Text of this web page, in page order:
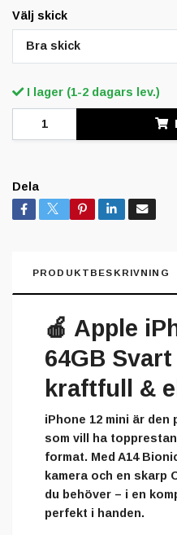
Välj skick
Bra skick
I lager (1-2 dagars lev.)
Dela
PRODUKTBESKRIVNING
🍎 Apple
64GB
kraftfull &
iPhone 12 mini är
som vill ha
format. Med A14
kamera och en skarp
du behöver – i en
perfekt i handen.